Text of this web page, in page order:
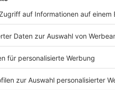
Mahlke aus Wittingen
kriecht in seine
Kauleiste des Baumfällers.
Prügelei planen…? WERBUNG Hier
linktr.ee/notaufnahme Ihr möchtet
an: hallo@podever.de